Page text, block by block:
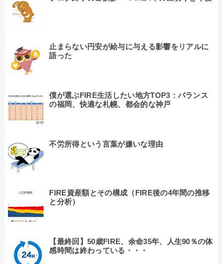
止まらない円安が給与に与える影響をリアルに
語った
僕が選ぶFIRE生活したい地方TOP3：バランス
の福岡、快適な札幌、都会的な神戸
不労所得という言葉が嫌いな理由
FIRE資産額とその構成（FIRE後の4年間の推移
と分析）
【最終回】50歳FIRE、余命35年、人生90％の体
感時間は終わっている・・・